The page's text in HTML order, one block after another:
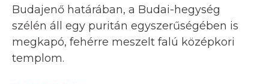
Budajenő határában, a Budai-hegység
szélén áll egy puritán egyszerűségében is
megkapó, fehérre meszelt falú középkori
templom.